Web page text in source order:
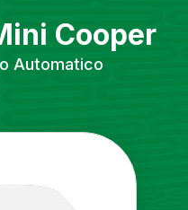
Cooper
Automatico